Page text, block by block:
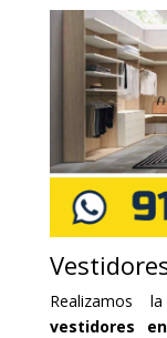
Realizamos
vestidores